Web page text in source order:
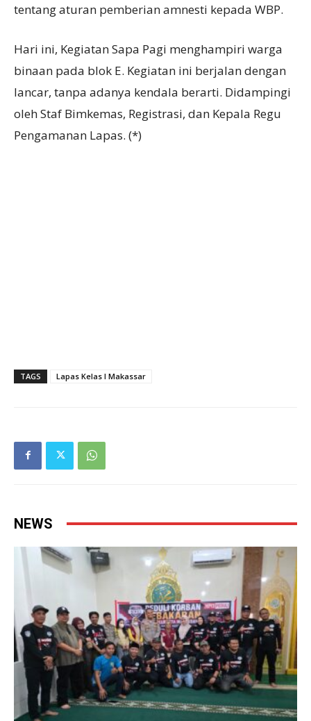
tentang aturan pemberian amnesti kepada WBP.
Hari ini, Kegiatan Sapa Pagi menghampiri warga
binaan pada blok E. Kegiatan ini berjalan dengan
lancar, tanpa adanya kendala berarti. Didampingi
oleh Staf Bimkemas, Registrasi, dan Kepala Regu
Pengamanan Lapas. (*)
TAGS Lapas Kelas I Makassar
NEWS